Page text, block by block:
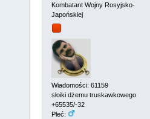
Kombatant Wojny Rosyjsko-
Japońskiej
Wiadomości: 61159
słoiki dżemu truskawkowego
+65535/-32
Płeć: